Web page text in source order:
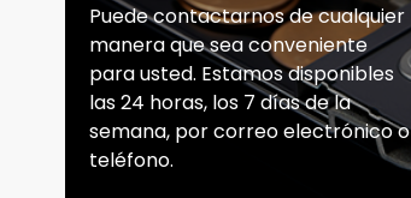
Puede contactarnos de cualquier
manera que sea conveniente
para usted. Estamos disponibles
las 24 horas, los 7 días de la
semana, por correo electrónico o
teléfono.